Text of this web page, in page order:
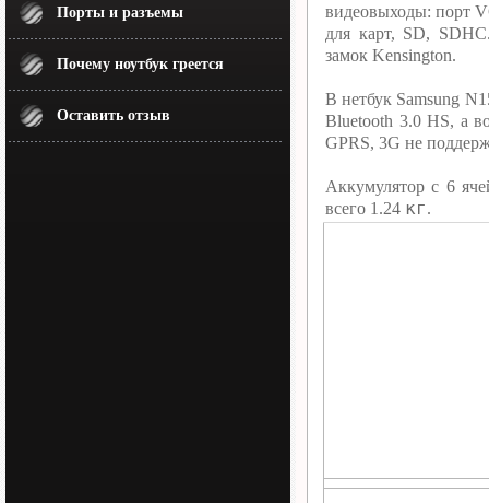
Порты и разъемы
Почему ноутбук греется
Оставить отзыв
видеовыходы: порт
для карт, SD,
замок Kensington.
В нетбук Samsung
Bluetooth 3.0 HS, а
GPRS, 3G не
Аккумулятор c 6
всего 1.24 кг.